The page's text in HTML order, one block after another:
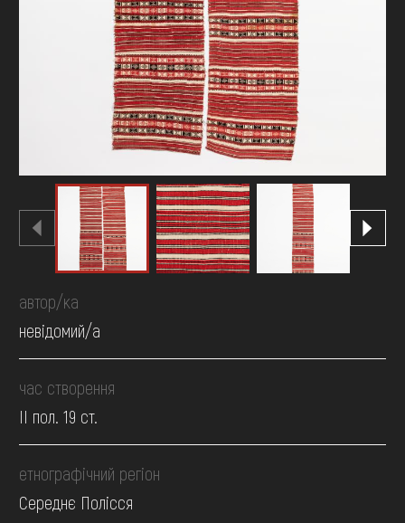
автор/ка
невідомий/а
час створення
II пол. 19 ст.
етнографічний регіон
Середнє Полісся